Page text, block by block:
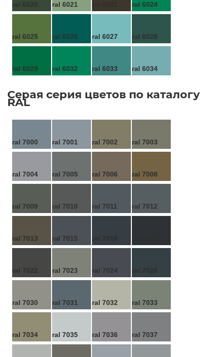
ral 6020 ral 6021 ral 6024
ral 6025 ral 6026 ral 6027 ral 6028
ral 6029 ral 6032 ral 6033 ral 6034
Серая серия цветов по каталогу
RAL
ral 7000 ral 7001 ral 7002 ral 7003
ral 7004 ral 7005 ral 7006 ral 7008
ral 7009 ral 7010 ral 7011 ral 7012
ral 7013 ral 7015
ral 7022 ral 7023 ral 7024
ral 7030 ral 7031 ral 7032 ral 7033
ral 7034 ral 7035 ral 7036 ral 7037